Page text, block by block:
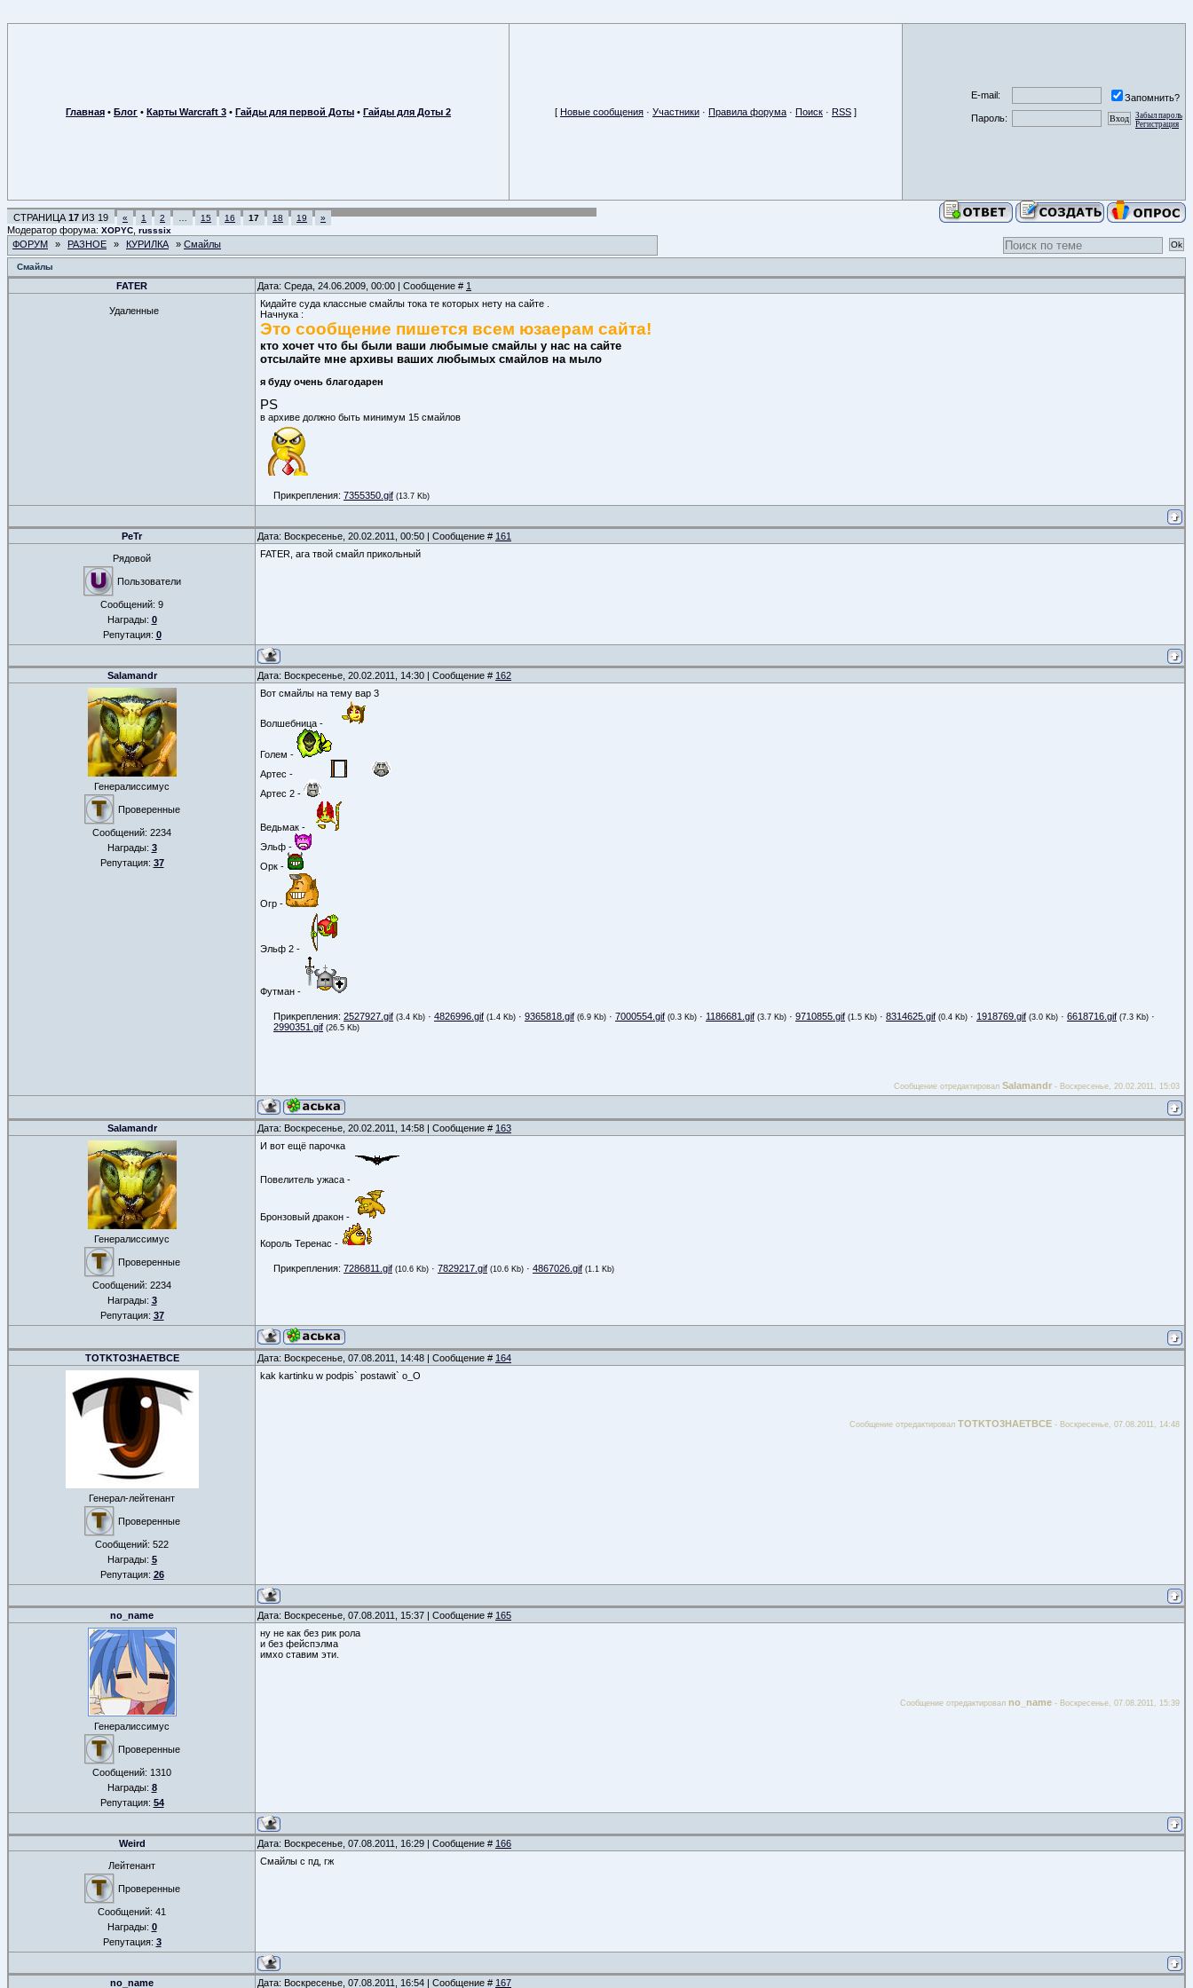
Главная • Блог • Карты Warcraft 3 • Гайды для первой Доты • Гайды для Доты 2 [ Новые сообщения · Участники · Правила форума · Поиск · RSS ]
E-mail:
Запомнить?
Пароль:
Забыл пароль
Регистрация
СТРАНИЦА 17 ИЗ 19 « 1 2 15 16 17 18 19 »
Модератор форума: XOPYC russsix
ФОРУМ » РАЗНОЕ » КУРИЛКА » Смайлы
Смайлы
FATER Дата: Среда, 24.06.2009, 00:00 | Сообщение # 1
Удаленные
Кидайте суда классные смайлы тока те которых нету на сайте .
Начнука :
Это сообщение пишется всем юзаерам сайта!
кто хочет что бы были ваши любымые смайлы у нас на сайте
отсылайте мне архивы ваших любымых смайлов на мыло
я буду очень благодарен
PS
в архиве должно быть минимум 15 смайлов
Прикрепления: 7355350.gif (13.7 Kb)
PeTr Дата: Воскресенье, 20.02.2011, 00:50 | Сообщение # 161
Рядовой
Пользователи
Сообщений: 9
Награды: 0
Репутация: 0
FATER, ага твой смайл прикольный
Salamandr Дата: Воскресенье, 20.02.2011, 14:30 | Сообщение # 162
Генералиссимус
Проверенные
Сообщений: 2234
Награды: 3
Репутация: 37
Вот смайлы на тему вар 3
Волшебница -
Голем -
Артес -
Артес 2 -
Ведьмак -
Эльф -
Орк -
Огр -
Эльф 2 -
Футман -
Прикрепления: 2527927.gif (3.4 Kb) · 4826996.gif (1.4 Kb) · 9365818.gif (6.9 Kb) · 7000554.gif (0.3 Kb) · 1186681.gif (3.7 Kb) · 9710855.gif (1.5 Kb) · 8314625.gif (0.4 Kb) · 1918769.gif (3.0 Kb) · 6618716.gif (7.3 Kb) ·
2990351.gif (26.5 Kb)
Сообщение отредактировал Salamandr - Воскресенье, 20.02.2011, 15:03
Salamandr Дата: Воскресенье, 20.02.2011, 14:58 | Сообщение # 163
Генералиссимус
Проверенные
Сообщений: 2234
Награды: 3
Репутация: 37
И вот ещё парочка
Повелитель ужаса -
Бронзовый дракон -
Король Теренас -
Прикрепления: 7286811.gif (10.6 Kb) · 7829217.gif (10.6 Kb) · 4867026.gif (1.1 Kb)
TOTKTO3HAETBCE Дата: Воскресенье, 07.08.2011, 14:48 | Сообщение # 164
Генерал-лейтенант
Проверенные
Сообщений: 522
Награды: 5
Репутация: 26
kak kartinku w podpis` postawit` o_O
Сообщение отредактировал TOTKTO3HAETBCE - Воскресенье, 07.08.2011, 14:48
no_name Дата: Воскресенье, 07.08.2011, 15:37 | Сообщение # 165
Генералиссимус
Проверенные
Сообщений: 1310
Награды: 8
Репутация: 54
ну не как без рик рола
и без фейспэлма
имхо ставим эти.
Сообщение отредактировал no_name - Воскресенье, 07.08.2011, 15:39
Weird Дата: Воскресенье, 07.08.2011, 16:29 | Сообщение # 166
Лейтенант
Проверенные
Сообщений: 41
Награды: 0
Репутация: 3
Смайлы с пд, гж
no_name Дата: Воскресенье, 07.08.2011, 16:54 | Сообщение # 167